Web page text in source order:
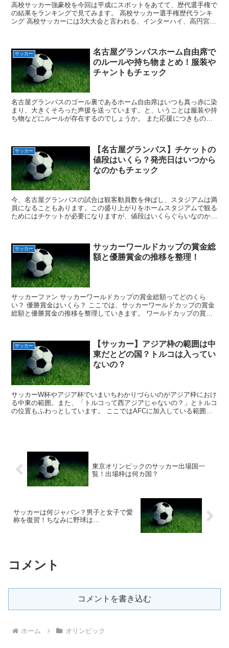
高校サッカー強豪校を今回は平成にスポットをあてて、歴代選手権で
の結果をランキングで見てみます。 高校サッカー選手権歴代ランキ
ング 高校サッカーには3大大会と言われる、インターハイ、高円宮
サッカー
名古屋グランパスホーム自由席で
のルールや持ち物まとめ！服装や
チャントもチェック
名古屋グランパスのゴール裏であるホーム自由席はいつも真っ赤に染
まり、大きくそろった声援を送っています。と、いうことは服装や持
ち物などにルールが存在するのでしょうか。 また応援につきものの
サッカー
【名古屋グランパス】チケットの
値段はいくら？発売日はいつから
なのかもチェック
今、名古屋グランパスの試合は観客動員数を伸ばし、スタジアムは満
員になることもあります。この盛り上がりをホームスタジアムで観る
ためにはチケットが必要になりますが、値段はいくらぐらいなのか、
サッカー
サッカーワールドカップの賞金総
額と優勝賞金の推移を整理！
サッカーファン サッカーワールドカップの賞金総額ってどのくら
い？ 優勝賞金はいくら？ ここでは、サッカーワールドカップの賞金
総額と優勝賞金の推移を整理していきます。 ワールドカップの賞金
サッカー
【サッカー】アジア枠の範囲は中
東だとどの国？トルコは入ってい
ないの？
サッカーW杯やアジア杯でいまいちわかりづらいのがアジア枠におけ
る中東の範囲。また、「トルコって西アジアじゃないの？」とトルコ
の位置もふわっとしています。 ここではAFCに加入している範囲は
東京オリンピックのサッカー出場国一
覧！出場枠は何カ国？
サッカーは何ジャパン？男子と女子で愛
称を復習！ちなみに野球は…
コメント
コメントを書き込む
ホーム オリンピック